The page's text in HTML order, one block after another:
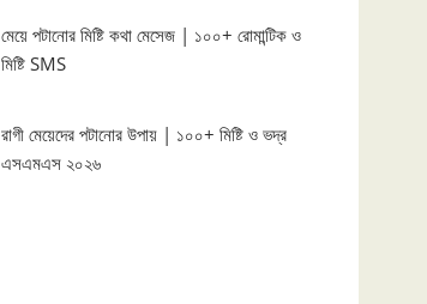
মেয়ে পটানোর মিষ্টি কথা মেসেজ | ১০০+ রোমান্টিক ও
মিষ্টি SMS
রাগী মেয়েদের পটানোর উপায় | ১০০+ মিষ্টি ও ভদ্র
এসএমএস ২০২৬